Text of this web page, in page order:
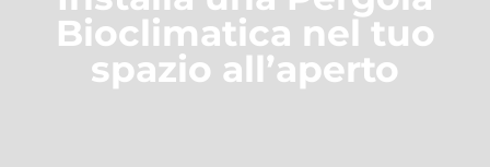
Bioclimatica nel tuo
spazio all’aperto